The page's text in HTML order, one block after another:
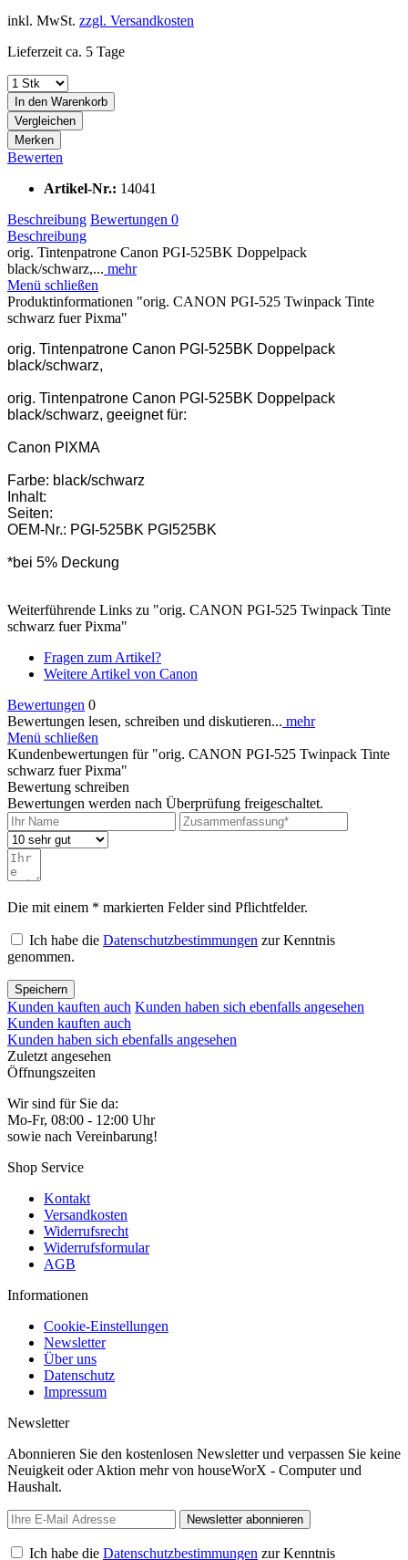
inkl. MwSt. zzgl. Versandkosten
Lieferzeit ca. 5 Tage
In den Warenkorb
Vergleichen
Merken
Bewerten
Artikel-Nr.: 14041
Beschreibung Bewertungen 0
Beschreibung
orig. Tintenpatrone Canon PGI-525BK Doppelpack
black/schwarz,... mehr
Menü schließen
Produktinformationen "orig. CANON PGI-525 Twinpack Tinte
schwarz fuer Pixma"
orig. Tintenpatrone Canon PGI-525BK Doppelpack
black/schwarz,
orig. Tintenpatrone Canon PGI-525BK Doppelpack
black/schwarz, geeignet für:
Canon PIXMA
Farbe: black/schwarz
Inhalt:
Seiten:
OEM-Nr.: PGI-525BK PGI525BK
*bei 5% Deckung
Weiterführende Links zu "orig. CANON PGI-525 Twinpack Tinte
schwarz fuer Pixma"
Fragen zum Artikel?
Weitere Artikel von Canon
Bewertungen 0
Bewertungen lesen, schreiben und diskutieren... mehr
Menü schließen
Kundenbewertungen für "orig. CANON PGI-525 Twinpack Tinte
schwarz fuer Pixma"
Bewertung schreiben
Bewertungen werden nach Überprüfung freigeschaltet.
Die mit einem * markierten Felder sind Pflichtfelder.
Ich habe die Datenschutzbestimmungen zur Kenntnis
genommen.
Speichern
Kunden kauften auch Kunden haben sich ebenfalls angesehen
Kunden kauften auch
Kunden haben sich ebenfalls angesehen
Zuletzt angesehen
Öffnungszeiten
Wir sind für Sie da:
Mo-Fr, 08:00 - 12:00 Uhr
sowie nach Vereinbarung!
Shop Service
Kontakt
Versandkosten
Widerrufsrecht
Widerrufsformular
AGB
Informationen
Cookie-Einstellungen
Newsletter
Über uns
Datenschutz
Impressum
Newsletter
Abonnieren Sie den kostenlosen Newsletter und verpassen Sie keine
Neuigkeit oder Aktion mehr von houseWorX - Computer und
Haushalt.
Newsletter abonnieren
Ich habe die Datenschutzbestimmungen zur Kenntnis